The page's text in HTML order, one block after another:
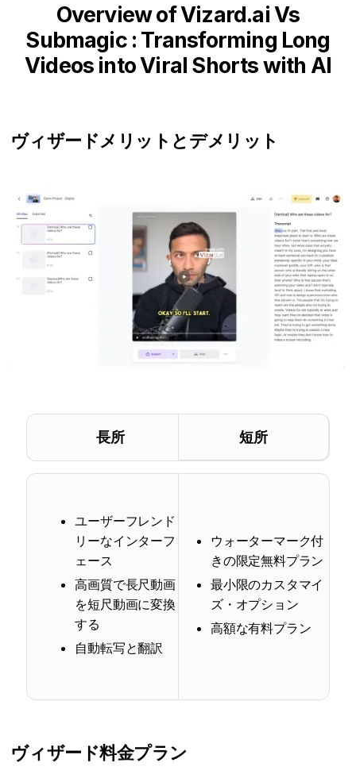
Overview of Vizard.ai Vs
Submagic : Transforming Long
Videos into Viral Shorts with AI
ヴィザードメリットとデメリット
長所 短所
ユーザーフレンド
リーなインターフ
ェース
高画質で長尺動画
を短尺動画に変換
する
自動転写と翻訳
ウォーターマーク付
きの限定無料プラン
最小限のカスタマイ
ズ・オプション
高額な有料プラン
ヴィザード料金プラン